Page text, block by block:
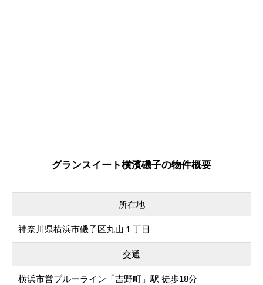
グランスイート横濱磯子の物件概要
所在地
神奈川県横浜市磯子区丸山１丁目
交通
横浜市営ブルーライン「吉野町」駅 徒歩18分